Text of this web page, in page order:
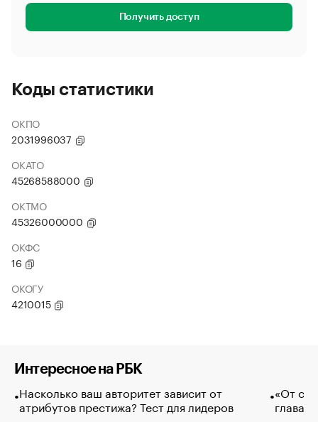
Получить доступ
Коды статистики
ОКПО
2031996037
ОКАТО
45268588000
ОКТМО
45326000000
ОКФС
16
ОКОГУ
4210015
Интересное на РБК
Насколько ваш авторитет зависит от
атрибутов престижа? Тест для лидеров
«От
глава